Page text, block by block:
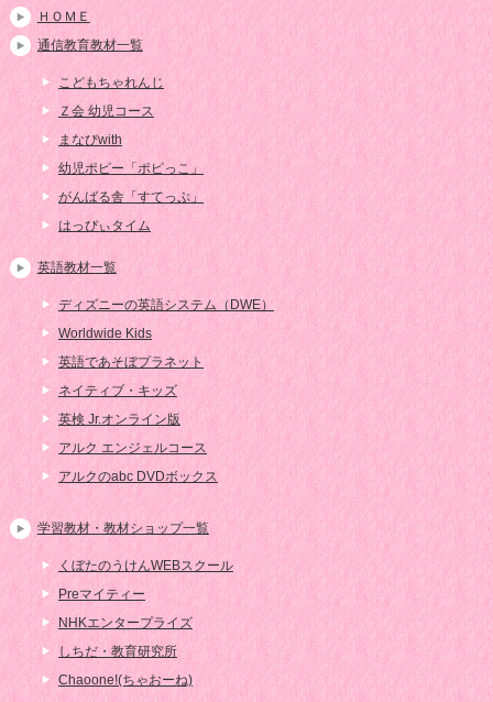
ＨＯＭＥ
通信教育教材一覧
こどもちゃれんじ
Ｚ会 幼児コース
まなびwith
幼児ポピー「ポピっこ」
がんばる舎「すてっぷ」
はっぴぃタイム
英語教材一覧
ディズニーの英語システム（DWE）
Worldwide Kids
英語であそぼプラネット
ネイティブ・キッズ
英検 Jr.オンライン版
アルク エンジェルコース
アルクのabc DVDボックス
学習教材・教材ショップ一覧
くぼたのうけんWEBスクール
Preマイティー
NHKエンタープライズ
しちだ・教育研究所
Chaoone!(ちゃおーね)